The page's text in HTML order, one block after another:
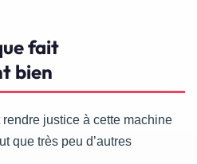
fait
bien
justice à cette machine
que très peu d’autres